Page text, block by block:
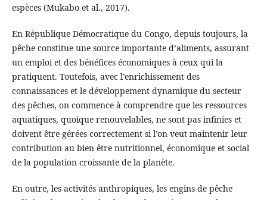
espèces (Mukabo et al., 2017).
En République Démocratique du Congo, depuis toujours, la
pêche constitue une source importante d’aliments, assurant
un emploi et des bénéfices économiques à ceux qui la
pratiquent. Toutefois, avec l’enrichissement des
connaissances et le développement dynamique du secteur
des pêches, on commence à comprendre que les ressources
aquatiques, quoique renouvelables, ne sont pas infinies et
doivent être gérées correctement si l’on veut maintenir leur
contribution au bien être nutritionnel, économique et social
de la population croissante de la planète.
En outre, les activités anthropiques, les engins de pêche